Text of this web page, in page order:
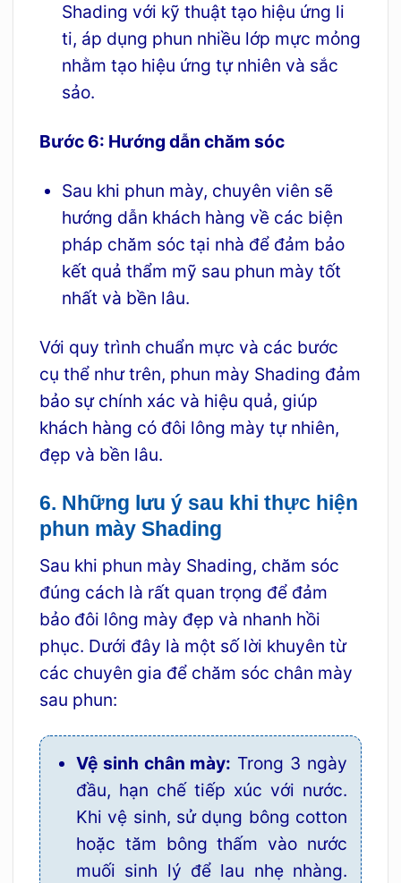
Shading với kỹ thuật tạo hiệu ứng li
ti, áp dụng phun nhiều lớp mực mỏng
nhằm tạo hiệu ứng tự nhiên và sắc
sảo.
Bước 6: Hướng dẫn chăm sóc
Sau khi phun mày, chuyên viên sẽ
hướng dẫn khách hàng về các biện
pháp chăm sóc tại nhà để đảm bảo
kết quả thẩm mỹ sau phun mày tốt
nhất và bền lâu.
Với quy trình chuẩn mực và các bước
cụ thể như trên, phun mày Shading đảm
bảo sự chính xác và hiệu quả, giúp
khách hàng có đôi lông mày tự nhiên,
đẹp và bền lâu.
6. Những lưu ý sau khi thực hiện
phun mày Shading
Sau khi phun mày Shading, chăm sóc
đúng cách là rất quan trọng để đảm
bảo đôi lông mày đẹp và nhanh hồi
phục. Dưới đây là một số lời khuyên từ
các chuyên gia để chăm sóc chân mày
sau phun:
Vệ sinh chân mày: Trong 3 ngày
đầu, hạn chế tiếp xúc với nước.
Khi vệ sinh, sử dụng bông cotton
hoặc tăm bông thấm vào nước
muối sinh lý để lau nhẹ nhàng.